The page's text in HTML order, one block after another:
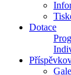
Dotace